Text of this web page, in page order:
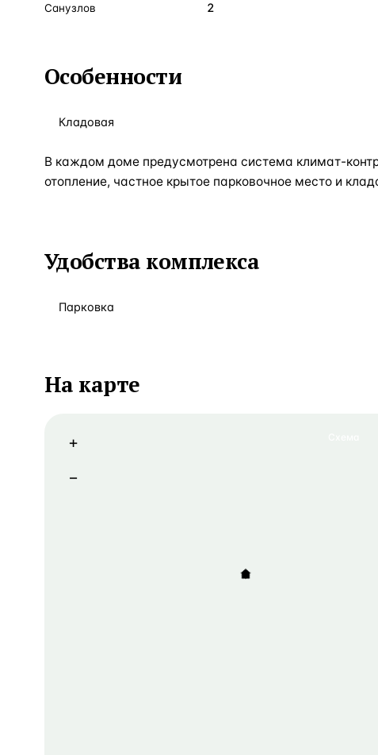
Санузлов 2
Особенности
Кладовая
В каждом доме предусмотрена система климат-
отопление, частное крытое парковочное место и
Удобства комплекса
Парковка
На карте
+
−